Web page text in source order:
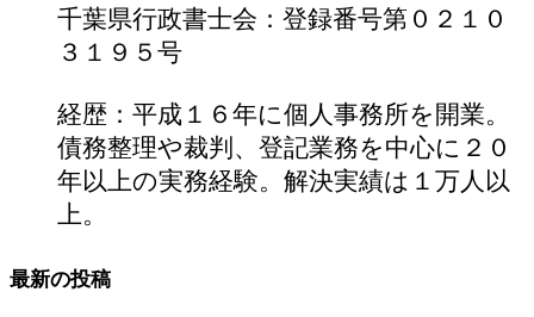
千葉県行政書士会：登録番号第０２１０
３１９５号
経歴：平成１６年に個人事務所を開業。
債務整理や裁判、登記業務を中心に２０
年以上の実務経験。解決実績は１万人以
上。
最新の投稿